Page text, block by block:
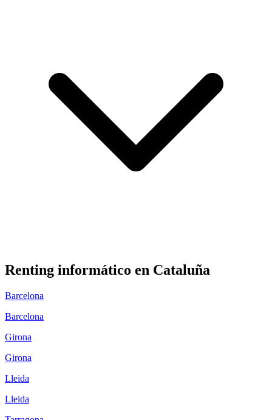
Renting informático en Cataluña
Barcelona
Barcelona
Girona
Girona
Lleida
Lleida